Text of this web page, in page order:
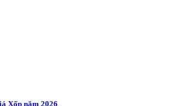
Xốp năm 2026